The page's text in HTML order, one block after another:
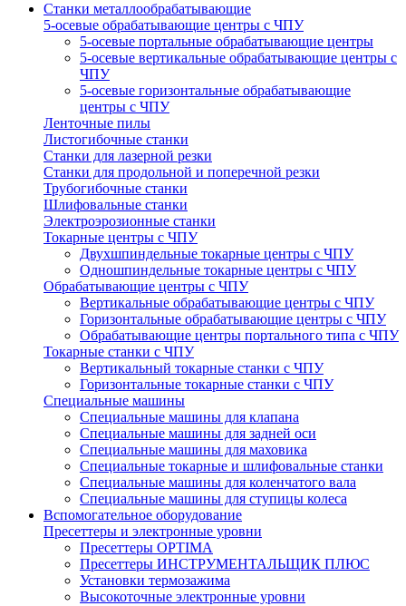
Станки металлообрабатывающие
5-осевые обрабатывающие центры с ЧПУ
5-осевые портальные обрабатывающие центры
5-осевые вертикальные обрабатывающие центры с
ЧПУ
5-осевые горизонтальные обрабатывающие
центры с ЧПУ
Ленточные пилы
Листогибочные станки
Станки для лазерной резки
Станки для продольной и поперечной резки
Трубогибочные станки
Шлифовальные станки
Электроэрозионные станки
Токарные центры с ЧПУ
Двухшпиндельные токарные центры с ЧПУ
Одношпиндельные токарные центры с ЧПУ
Обрабатывающие центры с ЧПУ
Вертикальные обрабатывающие центры с ЧПУ
Горизонтальные обрабатывающие центры с ЧПУ
Обрабатывающие центры портального типа с ЧПУ
Токарные станки с ЧПУ
Вертикальный токарные станки с ЧПУ
Горизонтальные токарные станки с ЧПУ
Специальные машины
Специальные машины для клапана
Специальные машины для задней оси
Специальные машины для маховика
Специальные токарные и шлифовальные станки
Специальные машины для коленчатого вала
Специальные машины для ступицы колеса
Вспомогательное оборудование
Пресеттеры и электронные уровни
Пресеттеры OPTIMA
Пресеттеры ИНСТРУМЕНТАЛЬЩИК ПЛЮС
Установки термозажима
Высокоточные электронные уровни